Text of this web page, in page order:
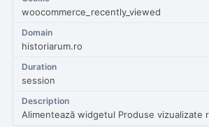
woocommerce_recently_viewed
historiarum.ro
session
Alimentează widgetul Produse vizualizate